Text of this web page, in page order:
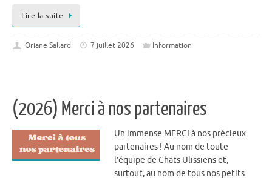
Lire la suite
Oriane Sallard 7 juillet 2026 Information
(2026) Merci à nos partenaires
Un immense MERCI à nos précieux
partenaires ! Au nom de toute
l’équipe de Chats Ulissiens et,
surtout, au nom de tous nos petits